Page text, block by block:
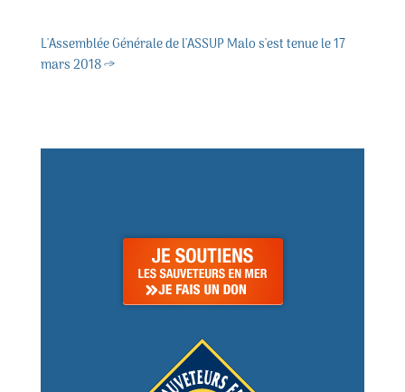
L'Assemblée Générale de l'ASSUP Malo s'est tenue le 17
mars 2018→